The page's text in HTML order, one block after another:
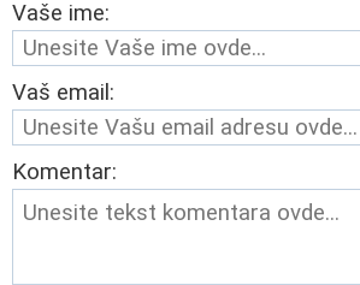
Vaše ime:
Vaš email:
Komentar: